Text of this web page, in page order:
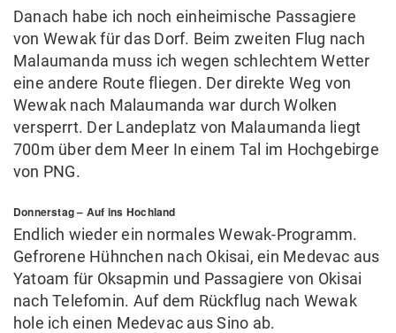
Danach habe ich noch einheimische Passagiere
von Wewak für das Dorf. Beim zweiten Flug nach
Malaumanda muss ich wegen schlechtem Wetter
eine andere Route fliegen. Der direkte Weg von
Wewak nach Malaumanda war durch Wolken
versperrt. Der Landeplatz von Malaumanda liegt
700m über dem Meer In einem Tal im Hochgebirge
von PNG.
Donnerstag – Auf ins Hochland
Endlich wieder ein normales Wewak-Programm.
Gefrorene Hühnchen nach Okisai, ein Medevac aus
Yatoam für Oksapmin und Passagiere von Okisai
nach Telefomin. Auf dem Rückflug nach Wewak
hole ich einen Medevac aus Sino ab.